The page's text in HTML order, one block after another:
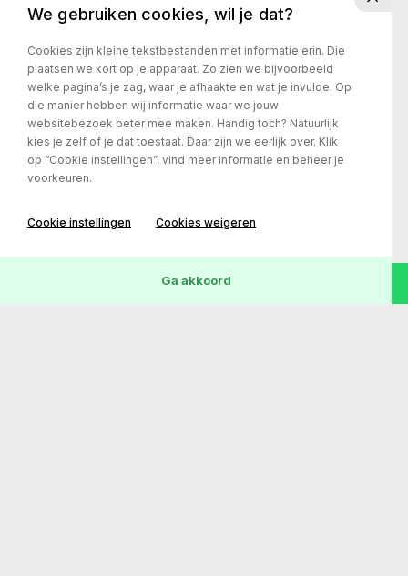
Transmissie
Automaat
Bouwjaar
28-10-2016
Kilometerstand
€ 29.950,-€ 587,- /mnd
Audi S4
Avant 3.0 V6 TFSI 334pk Quattro
We gebruiken cookies, wil je dat?
Cookies zijn kleine tekstbestanden met informatie erin. Die
plaatsen we kort op je apparaat. Zo zien we bijvoorbeeld
welke pagina’s je zag, waar je afhaakte en wat je invulde. Op
die manier hebben wij informatie waar we jouw
websitebezoek beter mee maken. Handig toch? Natuurlijk
kies je zelf of je dat toestaat. Daar zijn we eerlijk over. Klik
op “Cookie instellingen”, vind meer informatie en beheer je
voorkeuren.
Cookie instellingen Cookies weigeren
Ga akkoord